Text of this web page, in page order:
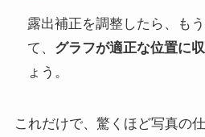
露出補正を調整したら、も
て、 グラフが適正な位置に
ょう。
これだけで、驚くほど写真の